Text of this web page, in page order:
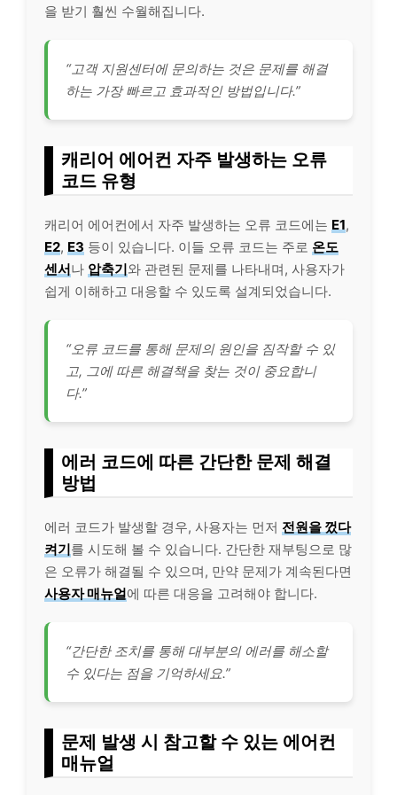
을 받기 훨씬 수월해집니다.
“고객 지원센터에 문의하는 것은 문제를 해결
하는 가장 빠르고 효과적인 방법입니다.”
캐리어 에어컨 자주 발생하는 오류
코드 유형
캐리어 에어컨에서 자주 발생하는 오류 코드에는 E1,
E2, E3 등이 있습니다. 이들 오류 코드는 주로 온도
센서나 압축기와 관련된 문제를 나타내며, 사용자가
쉽게 이해하고 대응할 수 있도록 설계되었습니다.
“오류 코드를 통해 문제의 원인을 짐작할 수 있
고, 그에 따른 해결책을 찾는 것이 중요합니
다.”
에러 코드에 따른 간단한 문제 해결
방법
에러 코드가 발생할 경우, 사용자는 먼저 전원을 껐다
켜기를 시도해 볼 수 있습니다. 간단한 재부팅으로 많
은 오류가 해결될 수 있으며, 만약 문제가 계속된다면
사용자 매뉴얼에 따른 대응을 고려해야 합니다.
“간단한 조치를 통해 대부분의 에러를 해소할
수 있다는 점을 기억하세요.”
문제 발생 시 참고할 수 있는 에어컨
매뉴얼